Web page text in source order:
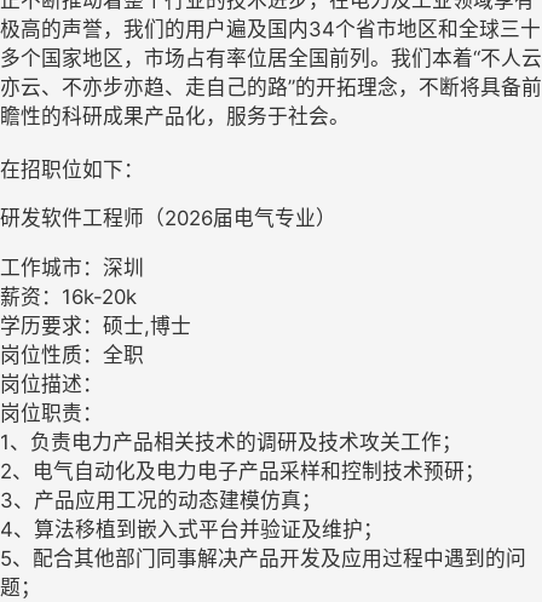
极高的声誉，我们的用户遍及国内34个省市地区和全球三十
多个国家地区，市场占有率位居全国前列。我们本着“不人云
亦云、不亦步亦趋、走自己的路”的开拓理念，不断将具备前
瞻性的科研成果产品化，服务于社会。
在招职位如下：
研发软件工程师（2026届电气专业）
工作城市：深圳
薪资：16k-20k
学历要求：硕士,博士
岗位性质：全职
岗位描述：
岗位职责：
1、负责电力产品相关技术的调研及技术攻关工作；
2、电气自动化及电力电子产品采样和控制技术预研；
3、产品应用工况的动态建模仿真；
4、算法移植到嵌入式平台并验证及维护；
5、配合其他部门同事解决产品开发及应用过程中遇到的问
题；